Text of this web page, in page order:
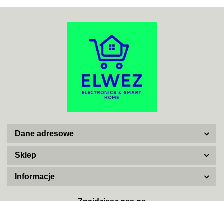
ACO
ADATA
Dane adresowe
Sklep
Informacje